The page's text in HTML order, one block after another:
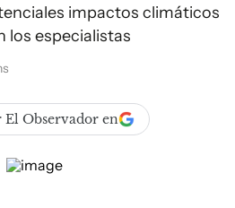
impactos climáticos
los especialistas
El Observador en